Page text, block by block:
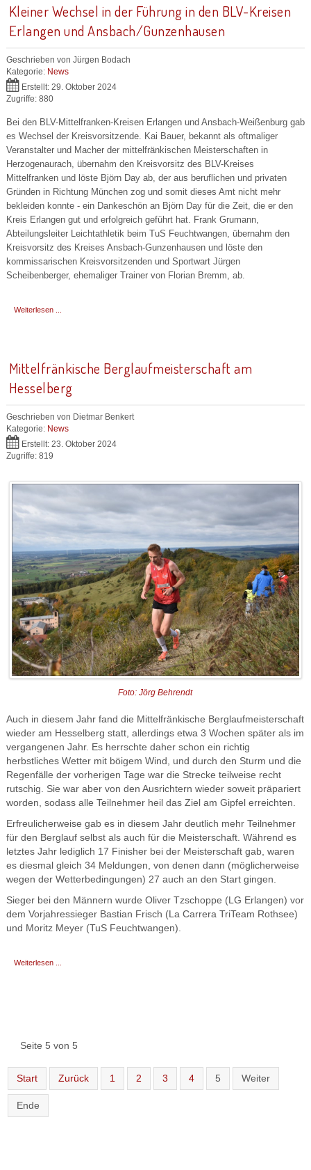
Kleiner Wechsel in der Führung in den BLV-Kreisen
Erlangen und Ansbach/Gunzenhausen
Geschrieben von Jürgen Bodach
Kategorie: News
Erstellt: 29. Oktober 2024
Zugriffe: 880
Bei den BLV-Mittelfranken-Kreisen Erlangen und Ansbach-Weißenburg gab
es Wechsel der Kreisvorsitzende. Kai Bauer, bekannt als oftmaliger
Veranstalter und Macher der mittelfränkischen Meisterschaften in
Herzogenaurach, übernahm den Kreisvorsitz des BLV-Kreises
Mittelfranken und löste Björn Day ab, der aus beruflichen und privaten
Gründen in Richtung München zog und somit dieses Amt nicht mehr
bekleiden konnte - ein Dankeschön an Björn Day für die Zeit, die er den
Kreis Erlangen gut und erfolgreich geführt hat. Frank Grumann,
Abteilungsleiter Leichtathletik beim TuS Feuchtwangen, übernahm den
Kreisvorsitz des Kreises Ansbach-Gunzenhausen und löste den
kommissarischen Kreisvorsitzenden und Sportwart Jürgen
Scheibenberger, ehemaliger Trainer von Florian Bremm, ab.
Weiterlesen ...
Mittelfränkische Berglaufmeisterschaft am
Hesselberg
Geschrieben von Dietmar Benkert
Kategorie: News
Erstellt: 23. Oktober 2024
Zugriffe: 819
Foto: Jörg Behrendt
Auch in diesem Jahr fand die Mittelfränkische Berglaufmeisterschaft
wieder am Hesselberg statt, allerdings etwa 3 Wochen später als im
vergangenen Jahr. Es herrschte daher schon ein richtig
herbstliches Wetter mit böigem Wind, und durch den Sturm und die
Regenfälle der vorherigen Tage war die Strecke teilweise recht
rutschig. Sie war aber von den Ausrichtern wieder soweit präpariert
worden, sodass alle Teilnehmer heil das Ziel am Gipfel erreichten.
Erfreulicherweise gab es in diesem Jahr deutlich mehr Teilnehmer
für den Berglauf selbst als auch für die Meisterschaft. Während es
letztes Jahr lediglich 17 Finisher bei der Meisterschaft gab, waren
es diesmal gleich 34 Meldungen, von denen dann (möglicherweise
wegen der Wetterbedingungen) 27 auch an den Start gingen.
Sieger bei den Männern wurde Oliver Tzschoppe (LG Erlangen) vor
dem Vorjahressieger Bastian Frisch (La Carrera TriTeam Rothsee)
und Moritz Meyer (TuS Feuchtwangen).
Weiterlesen ...
Seite 5 von 5
Start Zurück 1 2 3 4 5 Weiter
Ende